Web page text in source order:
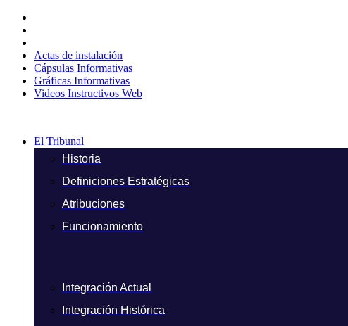
contenido
Actas de instalación
Cápsulas Informativas
Gráficas Informativas
Videos Instructivos Web
El Tribunal
Historia
Definiciones Estratégicas
Atribuciones
Funcionamiento
Integración Actual
Integración Histórica